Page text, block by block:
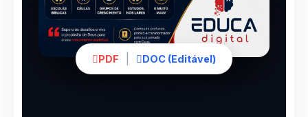
PDF DOC (Editável)